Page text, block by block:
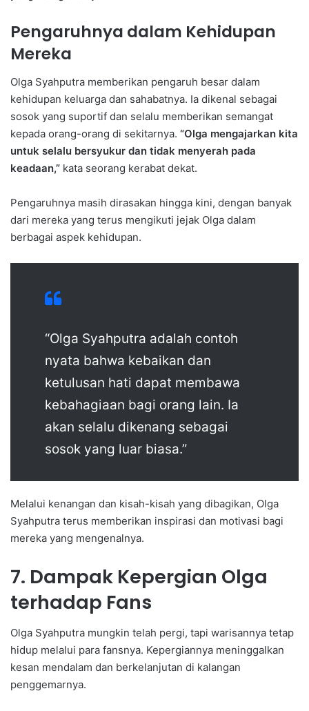
Pengaruhnya dalam Kehidupan
Mereka
Olga Syahputra memberikan pengaruh besar dalam
kehidupan keluarga dan sahabatnya. Ia dikenal sebagai
sosok yang suportif dan selalu memberikan semangat
kepada orang-orang di sekitarnya. “Olga mengajarkan kita
untuk selalu bersyukur dan tidak menyerah pada
keadaan,” kata seorang kerabat dekat.
Pengaruhnya masih dirasakan hingga kini, dengan banyak
dari mereka yang terus mengikuti jejak Olga dalam
berbagai aspek kehidupan.
“Olga Syahputra adalah contoh
nyata bahwa kebaikan dan
ketulusan hati dapat membawa
kebahagiaan bagi orang lain. Ia
akan selalu dikenang sebagai
sosok yang luar biasa.”
Melalui kenangan dan kisah-kisah yang dibagikan, Olga
Syahputra terus memberikan inspirasi dan motivasi bagi
mereka yang mengenalnya.
7. Dampak Kepergian Olga
terhadap Fans
Olga Syahputra mungkin telah pergi, tapi warisannya tetap
hidup melalui para fansnya. Kepergiannya meninggalkan
kesan mendalam dan berkelanjutan di kalangan
penggemarnya.